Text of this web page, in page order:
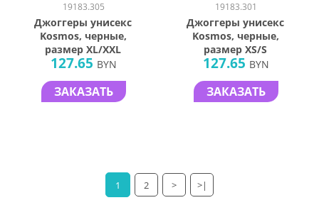
19183.305
Джоггеры унисекс
Kosmos, черные,
размер XL/XXL
127.65 BYN
ЗАКАЗАТЬ
19183.301
Джоггеры унисекс
Kosmos, черные,
размер XS/S
127.65 BYN
ЗАКАЗАТЬ
1 2 > >|